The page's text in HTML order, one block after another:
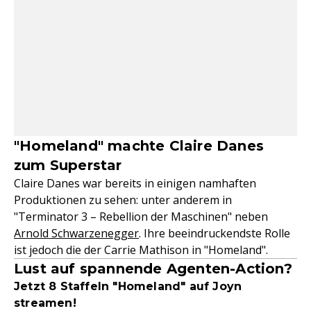
"Homeland" machte Claire Danes
zum Superstar
Claire Danes war bereits in einigen namhaften
Produktionen zu sehen: unter anderem in
"Terminator 3 – Rebellion der Maschinen" neben
Arnold Schwarzenegger. Ihre beeindruckendste Rolle
ist jedoch die der Carrie Mathison in "Homeland".
Lust auf spannende Agenten-Action?
Jetzt 8 Staffeln "Homeland" auf Joyn
streamen!